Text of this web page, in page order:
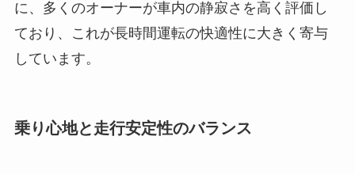
に、多くのオーナーが車内の静寂さを高く評価し
ており、これが長時間運転の快適性に大きく寄与
しています。
乗り心地と走行安定性のバランス